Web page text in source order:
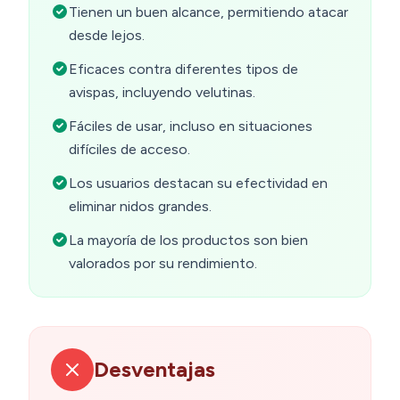
Tienen un buen alcance, permitiendo atacar
desde lejos.
Eficaces contra diferentes tipos de
avispas, incluyendo velutinas.
Fáciles de usar, incluso en situaciones
difíciles de acceso.
Los usuarios destacan su efectividad en
eliminar nidos grandes.
La mayoría de los productos son bien
valorados por su rendimiento.
Desventajas